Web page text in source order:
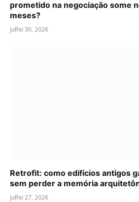
prometido na negociação some
meses?
julho 30, 2026
Retrofit: como edifícios antigos
sem perder a memória
julho 27, 2026